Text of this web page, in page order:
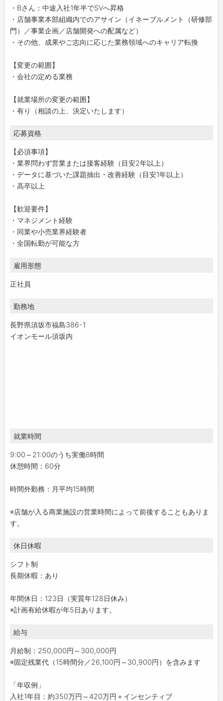
・Bさん：中途入社1年半でSVへ昇格
・店舗事業本部組織内でのアサイン（イネーブルメント（研修部
門）／事業企画／店舗開発への配属など）
・その他、成果やご志向に応じた業務領域へのキャリア転換
【変更の範囲】
・会社の定める業務
【就業場所の変更の範囲】
・有り（相談の上、決定いたします）
応募資格
【必須事項】
・業界問わず営業または接客経験（⽬安2年以上）
・データに基づいた課題抽出・改善経験（⽬安1年以上）
・高卒以上
【歓迎要件】
・マネジメント経験
・同業や⼩売業界経験者
・全国転勤が可能な方
雇用形態
正社員
勤務地
長野県須坂市福島386-1
イオンモール須坂内
就業時間
9:00～21:00のうち実働8時間
休憩時間：60分
時間外勤務：月平均15時間
※店舗が入る商業施設の営業時間によって前後することもありま
す。
休日休暇
シフト制
長期休暇：あり
年間休日：123日（実質年128日休み）
※計画有給休暇が年5日あります。
給与
月給制：250,000円～300,000円
※固定残業代（15時間分／26,100円～30,900円）を含みます
「年収例」
入社1年目：約350万円～420万円＋インセンティブ